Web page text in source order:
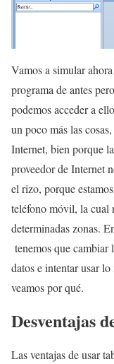
Vamos a simular
programa de antes
podemos acceder a
un poco más las
Internet, bien porque
proveedor de Internet
el rizo, porque
teléfono móvil, la cual
determinadas zonas.
tenemos que cambiar
datos e intentar usar
veamos por qué.
Desventajas
Las ventajas de usar